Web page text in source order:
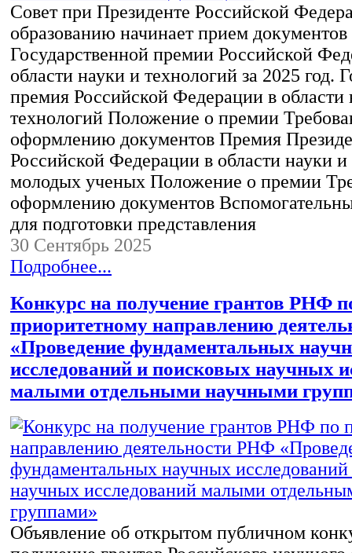
Совет при Президенте Российской
образованию начинает прием
Государственной премии Российской
области науки и технологий за 2025 год.
премия Российской Федерации в области
технологий Положение о премии
оформлению документов Премия
Российской Федерации в области науки
молодых ученых Положение о премии
оформлению документов
для подготовки представления
30 Сентябрь 2025
Подробнее...
Конкурс на получение грантов РНФ
приоритетному направлению
«Проведение фундаментальных
исследований и поисковых научных
малыми отдельными научными
Объявление об открытом публичном